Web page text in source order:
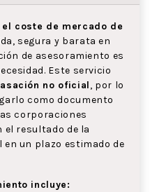
coste de mercado de
segura y barata en
de asesoramiento es
Este servicio
no oficial, por lo
como documento
corporaciones
el resultado de la
un plazo estimado de
incluye: